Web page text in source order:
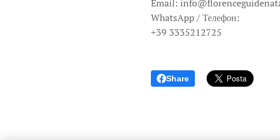
Email:
WhatsApp / Телефон:
+39 3335212725
Share